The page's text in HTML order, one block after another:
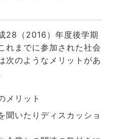
28（2016）年度後学期
れまでに参加された社会
次のようなメリットがあ
メリット
聞いたりディスカッショ